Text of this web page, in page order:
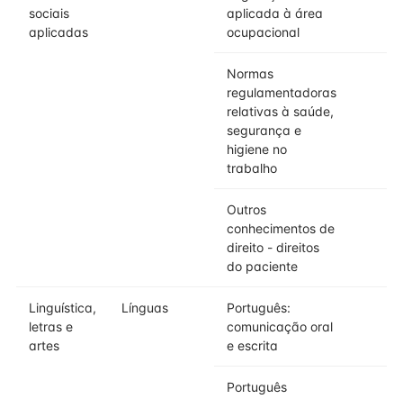
sociais
aplicadas
aplicada à área
ocupacional
Normas
regulamentadoras
relativas à saúde,
segurança e
higiene no
trabalho
Outros
conhecimentos de
direito - direitos
do paciente
Linguística,
letras e
artes
Línguas
Português:
comunicação oral
e escrita
Português